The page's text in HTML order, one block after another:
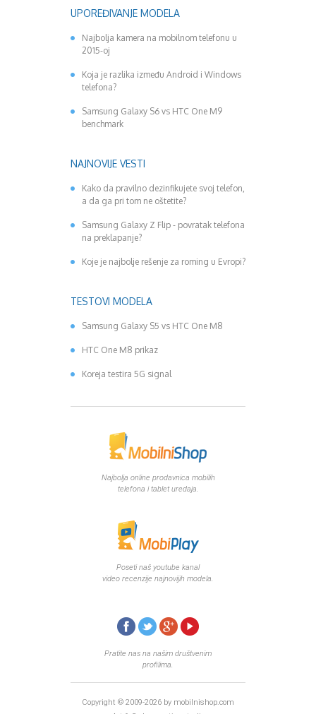
UPOREĐIVANJE MODELA
Najbolja kamera na mobilnom telefonu u
2015-oj
Koja je razlika između Android i Windows
telefona?
Samsung Galaxy S6 vs HTC One M9
benchmark
NAJNOVIJE VESTI
Kako da pravilno dezinfikujete svoj telefon,
a da ga pri tom ne oštetite?
Samsung Galaxy Z Flip - povratak telefona
na preklapanje?
Koje je najbolje rešenje za roming u Evropi?
TESTOVI MODELA
Samsung Galaxy S5 vs HTC One M8
HTC One M8 prikaz
Koreja testira 5G signal
Najbolja online prodavnica mobilih
telefona i tablet uredaja.
Poseti naš youtube kanal
video recenzije najnovijih modela.
Pratite nas na našim društvenim
profilima.
Copyright © 2009-2026 by mobilnishop.com